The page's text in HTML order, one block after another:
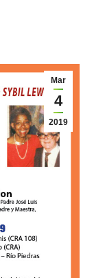
Mar
4
2019